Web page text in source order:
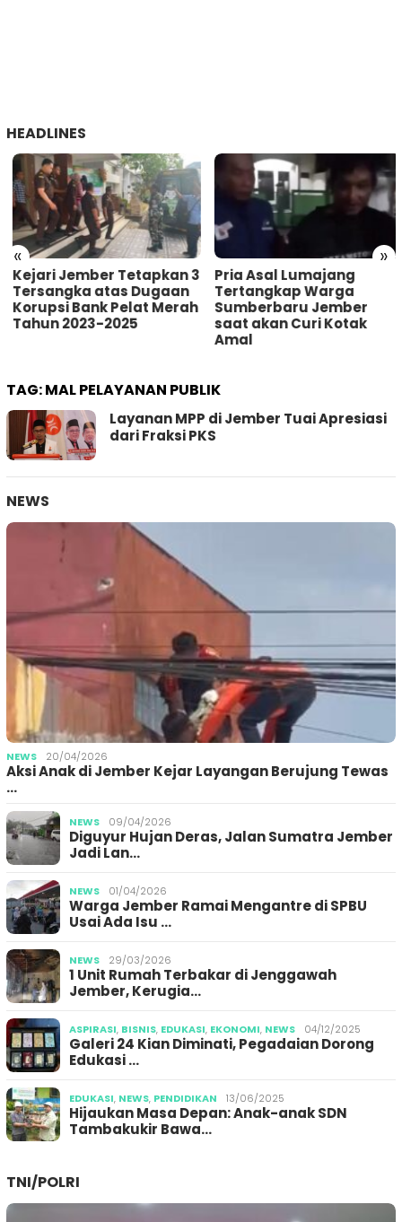
HEADLINES
« »
Kejari Jember Tetapkan 3
Tersangka atas Dugaan
Korupsi Bank Pelat Merah
Tahun 2023-2025
Pria Asal Lumajang
Tertangkap Warga
Sumberbaru Jember
saat akan Curi Kotak
Amal
TAG:MAL PELAYANAN PUBLIK
Layanan MPP di Jember Tuai Apresiasi
dari Fraksi PKS
NEWS
NEWS 20/04/2026
Aksi Anak di Jember Kejar Layangan Berujung Tewas
…
NEWS 09/04/2026
Diguyur Hujan Deras, Jalan Sumatra Jember
Jadi Lan…
NEWS 01/04/2026
Warga Jember Ramai Mengantre di SPBU
Usai Ada Isu …
NEWS 29/03/2026
1 Unit Rumah Terbakar di Jenggawah
Jember, Kerugia…
ASPIRASI, BISNIS, EDUKASI, EKONOMI, NEWS 04/12/2025
Galeri 24 Kian Diminati, Pegadaian Dorong
Edukasi …
EDUKASI, NEWS, PENDIDIKAN 13/06/2025
Hijaukan Masa Depan: Anak-anak SDN
Tambakukir Bawa…
TNI/POLRI